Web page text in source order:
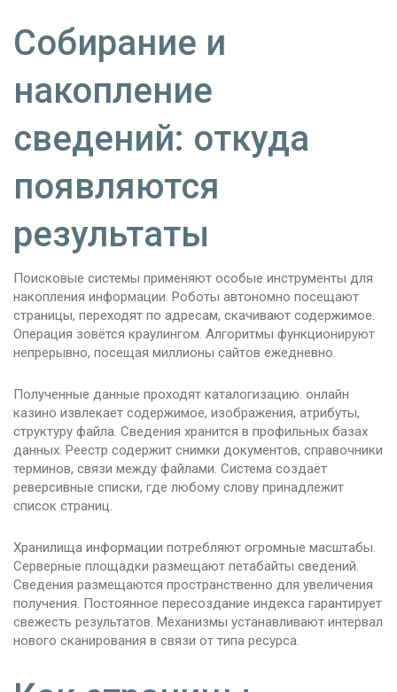
Собирание и
накопление
сведений: откуда
появляются
результаты
Поисковые системы применяют особые инструменты для
накопления информации. Роботы автономно посещают
страницы, переходят по адресам, скачивают содержимое.
Операция зовётся краулингом. Алгоритмы функционируют
непрерывно, посещая миллионы сайтов ежедневно.
Полученные данные проходят каталогизацию. онлайн
казино извлекает содержимое, изображения, атрибуты,
структуру файла. Сведения хранится в профильных базах
данных. Реестр содержит снимки документов, справочники
терминов, связи между файлами. Система создаёт
реверсивные списки, где любому слову принадлежит
список страниц.
Хранилища информации потребляют огромные масштабы.
Серверные площадки размещают петабайты сведений.
Сведения размещаются пространственно для увеличения
получения. Постоянное пересоздание индекса гарантирует
свежесть результатов. Механизмы устанавливают интервал
нового сканирования в связи от типа ресурса.